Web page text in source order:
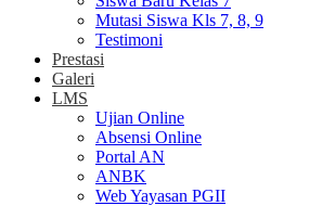
Mutasi Siswa Kls 7, 8, 9
Testimoni
Prestasi
Galeri
LMS
Ujian Online
Absensi Online
Portal AN
ANBK
Web Yayasan PGII